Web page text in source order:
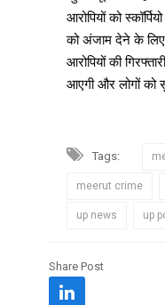
आरोपियों को
को अंजाम देने के लिए
आरोपियों की
आएगी और लोगों को
Tags:
meerut crime
up news up
Share Post